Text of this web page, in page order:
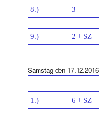
8.) 3
9.) 2 + SZ
Samstag den 17.12.2016
1.) 6 + SZ